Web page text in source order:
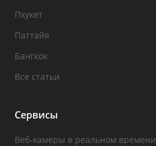
Пхукет
Паттайя
Бангкок
Все статьи
Сервисы
Веб-камеры в реальном времени